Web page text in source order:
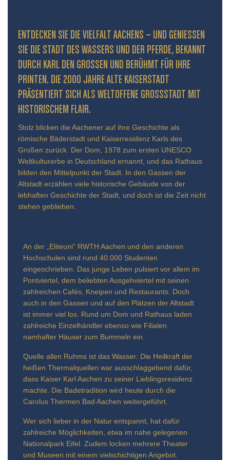
ENTDECKEN SIE DIE VIELFALT AACHENS – UND GENIESSEN S
IE DIE STADT DES WASSERS UND DER PFERDE, BEKANNT D
URCH KARL DEN GROSSEN UND BERÜHMT FÜR IHRE PR
INTEN. DIE 2000 JAHRE ALTE KAISERSTADT PR
ÄSENTIERT SICH ALS WELTOFFENE GROSSSTADT MIT HIS
TORISCHEM FLAIR.
Stolz blicken die Aachener auf ihre Geschichte als
römische Bäderstadt und Kaiserresidenz Karls des
Großen zurück. Der Dom, 1978 zum ersten UNESCO
Weltkulturerbe in Deutschland ernannt, und das Rathaus
bilden den Mittelpunkt der Stadt. In den Gassen der
Altstadt erzählen viele historische Gebäude von der
lebhaften Geschichte der Stadt, und doch ist die Zeit nicht
stehen geblieben.
An der „Eliteuni“ RWTH Aachen und den anderen
Hochschulen sind rund 40.000 Studenten
eingeschrieben. Das junge Leben pulsiert vor allem im
Pontviertel, dem beliebten Ausgehviertel mit seinen
zahlreichen Cafés, Kneipen und Restaurants. Doch
auch in den Gassen und auf den Plätzen der Altstadt
ist immer viel los. Rund um Dom und Rathaus laden
zahlreiche Einzelhändler ebenso wie Filialen
namhafter Häuser zum Bummeln ein.
Quelle allen Ruhms ist das Wasser: Die Heilkraft der
heißen Thermalquellen war ausschlaggebend dafür,
dass Kaiser Karl Aachen zu seiner Lieblingsresidenz
machte. Die Badetradition wird heute durch die
Carolus Thermen Bad Aachen weitergeführt.
Wer sich lieber in der Natur entspannt, hat dafür
zahlreiche Möglichkeiten, etwa im nahe gelegenen
Nationalpark Eifel. Zudem locken mehrere Theater
und Museen mit einem vielschichtigen Angebot.